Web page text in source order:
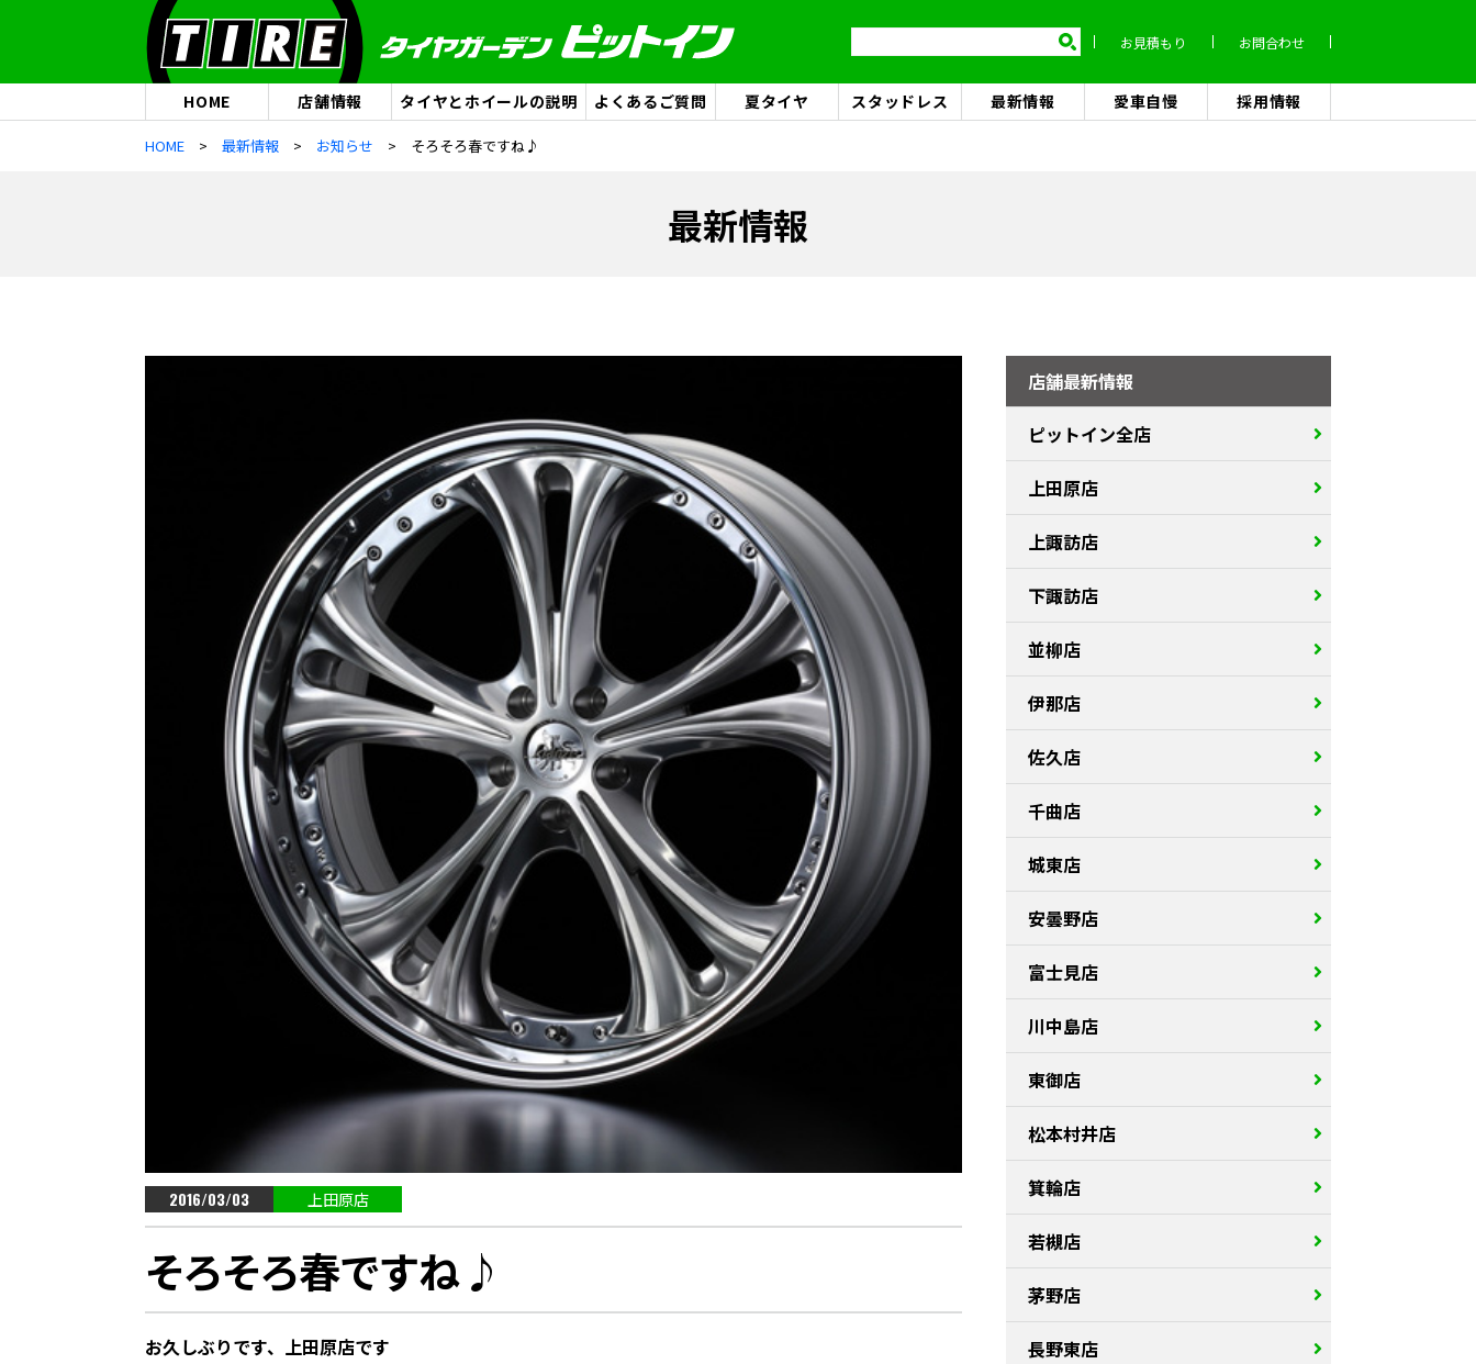
お見積もり お問合わせ
HOME 店舗情報 タイヤとホイールの説明 よくあるご質問 夏タイヤ スタッドレス 最新情報 愛車自慢 採用情報
HOME 最新情報 お知らせ そろそろ春ですね♪
最新情報
2016/03/03 上田原店
そろそろ春ですね♪
お久しぶりです、上田原店です
店舗最新情報
ピットイン全店
上田原店
上諏訪店
下諏訪店
並柳店
伊那店
佐久店
千曲店
城東店
安曇野店
富士見店
川中島店
東御店
松本村井店
箕輪店
若槻店
茅野店
長野東店